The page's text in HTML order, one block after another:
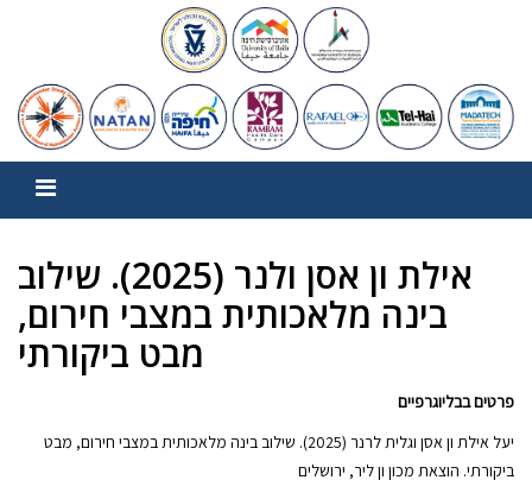
אילת ון אסן ולנר (2025). שילוב
בינה מלאכותית במצבי חירום,
מבט ביקורתי
פרטים בבליוגרפיים
יעל אילת ון אסן וגלית לרנר (2025). שילוב בינה מלאכותית במצבי חירום, מבט
ביקורתי. הוצאת מכון ון ליר, ירושלים